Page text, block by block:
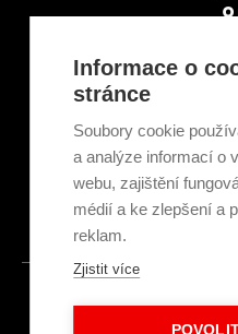
Články
GDPR
Intranet
©
Informace o
stránce
Soubory cookie
a analýze informací o
webu, zajištění
médií a ke zlepšení a
reklam.
Zjistit více